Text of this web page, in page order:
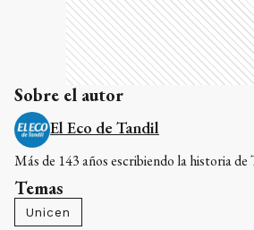
Sobre el autor
El Eco de Tandil
Más de 143 años escribiendo la historia de
Temas
Unicen